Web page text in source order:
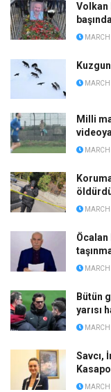
Volkan
Milli
Öcalan
Bütün
yarısı
Savcı,